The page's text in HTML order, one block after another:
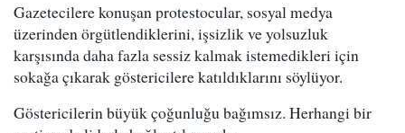
Gazetecilere konuşan protestocular, sosyal medya
üzerinden örgütlendiklerini, işsizlik ve yolsuzluk
karşısında daha fazla sessiz kalmak istemedikleri için
sokağa çıkarak göstericilere katıldıklarını söylüyor.
Göstericilerin büyük çoğunluğu bağımsız. Herhangi bir